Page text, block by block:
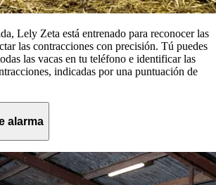
Lely Zeta está entrenado para reconocer las
las contracciones con precisión. Tú puedes
las vacas en tu teléfono e identificar las
indicadas por una puntuación de
alarma